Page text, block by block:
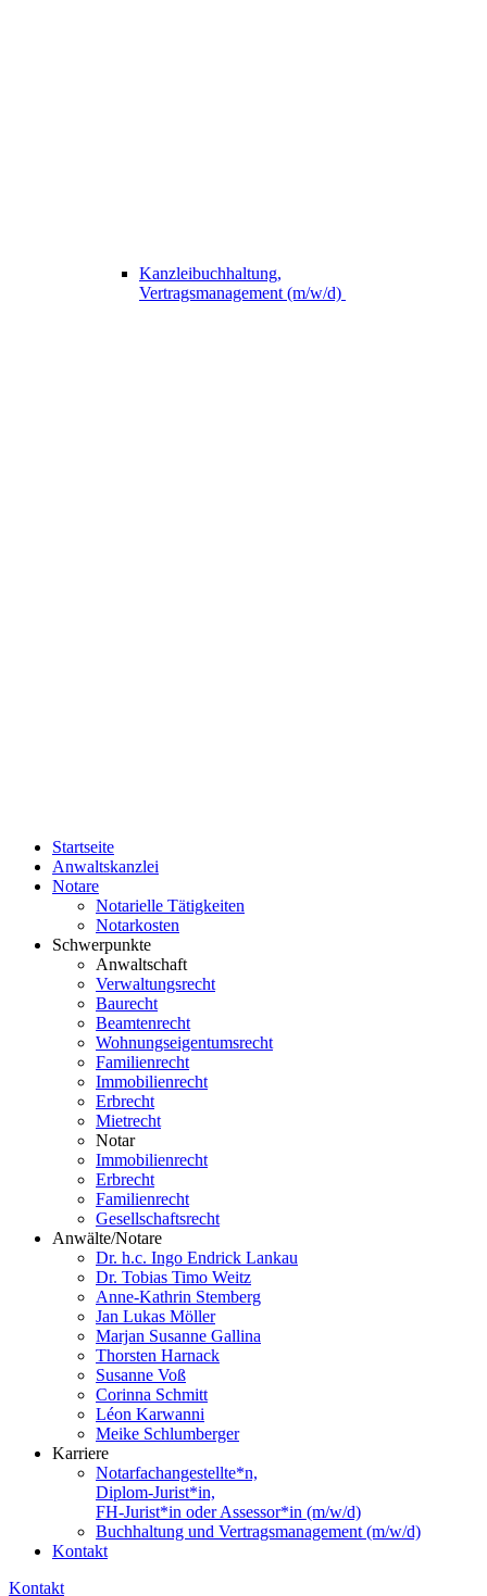
Kanzleibuchhaltung,
Vertragsmanagement (m/w/d)
Startseite
Anwaltskanzlei
Notare
Notarielle Tätigkeiten
Notarkosten
Schwerpunkte
Anwaltschaft
Verwaltungsrecht
Baurecht
Beamtenrecht
Wohnungseigentumsrecht
Familienrecht
Immobilienrecht
Erbrecht
Mietrecht
Notar
Immobilienrecht
Erbrecht
Familienrecht
Gesellschaftsrecht
Anwälte/Notare
Dr. h.c. Ingo Endrick Lankau
Dr. Tobias Timo Weitz
Anne-Kathrin Stemberg
Jan Lukas Möller
Marjan Susanne Gallina
Thorsten Harnack
Susanne Voß
Corinna Schmitt
Léon Karwanni
Meike Schlumberger
Karriere
Notarfachangestellte*n,
Diplom-Jurist*in,
FH-Jurist*in oder Assessor*in (m/w/d)
Buchhaltung und Vertragsmanagement (m/w/d)
Kontakt
Kontakt